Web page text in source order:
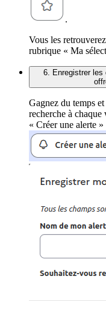
.
Vous les
rubrique « Ma
6. Enregistrer les
Gagnez du temps
recherche à
« Créer une alerte »